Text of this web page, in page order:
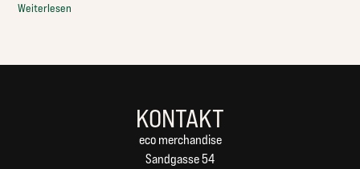
Weiterlesen
KONTAKT
eco merchandise
Sandgasse 54